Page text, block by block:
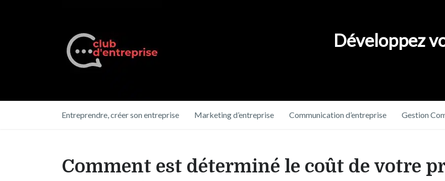
Développez
Entreprendre, créer son entreprise Marketing d’entreprise Communication d’entreprise Gestion
Comment est déterminé le coût de votre